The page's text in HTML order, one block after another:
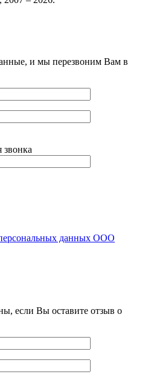
и мы перезвоним Вам в
звонка
данных ООО
если Вы оставите отзыв о